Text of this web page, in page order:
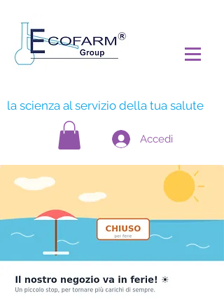
la scienza al servizio della tua salute
Accedi